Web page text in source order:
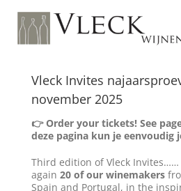
inhoud
Shop
Producenten
Vleck Invites
november 2025
👉 Order your tickets! See
deze pagina kun je eenvoudig
Third edition of Vleck Invites……
again 20 of our winemakers
Spain and Portugal, in the